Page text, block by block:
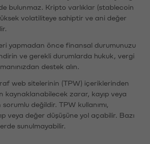
bulunmaz. Kripto varlıklar (stablecoin
volatiliteye sahiptir ve ani değer
yapmadan önce finansal durumunuzu
ve gerekli durumlarda hukuk, vergi
destek alın.
web sitelerinin (TPW) içeriklerinden
kaynaklanabilecek zarar, kayıp veya
değildir. TPW kullanımı,
veya değer düşüşüne yol açabilir. Bazı
sunulmayabilir.